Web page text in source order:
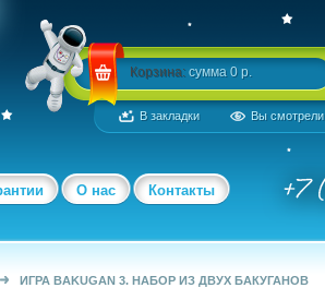
Корзина: сумма 0 р.
В закладки Вы смотрели
О нас Контакты
ИГРА BAKUGAN 3. НАБОР ИЗ ДВУХ БАКУГАНОВ